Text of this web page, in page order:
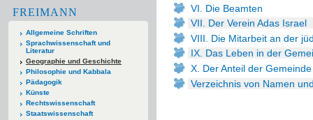
FREIMANN
Allgemeine Schriften
Sprachwissenschaft und
Literatur
Geographie und Geschichte
Philosophie und Kabbala
Pädagogik
Künste
Rechtswissenschaft
Staatswissenschaft
VI. Die Beamten
VII. Der Verein Adas Israel
VIII. Die Mitarbeit an der
IX. Das Leben in der
X. Der Anteil der
Verzeichnis von Namen